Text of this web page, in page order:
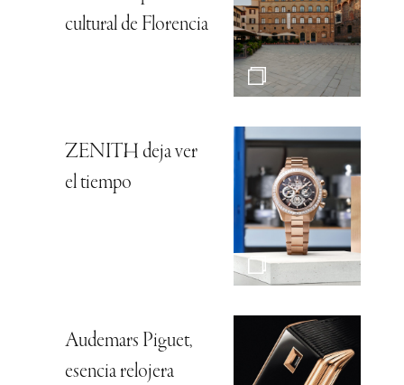
cultural de Florencia
ZENITH deja ver
el tiempo
Audemars Piguet,
esencia relojera